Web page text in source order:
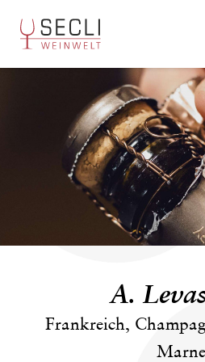
A.
Frankreich,
Marne
CHAMPAGNER